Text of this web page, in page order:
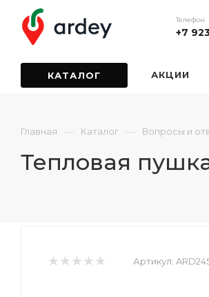
Телефон
+7
КАТАЛОГ АКЦИИ
Главная — Каталог — Вопросы и
Тепловая
Артикул: